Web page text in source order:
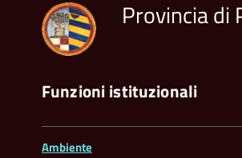
Provincia di
Funzioni istituzionali
Ambiente